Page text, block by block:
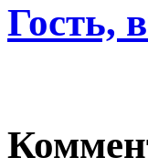
Гость,